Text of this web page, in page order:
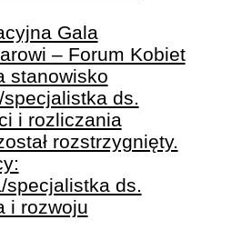
Gala
– Forum Kobiet
stanowisko
ds.
i rozliczania
rozstrzygnięty.
specjalistka ds.
i rozwoju